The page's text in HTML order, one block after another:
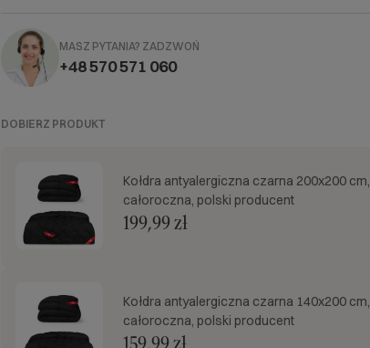
MASZ PYTANIA? ZADZWOŃ
+48 570 571 060
DOBIERZ PRODUKT
Kołdra antyalergiczna czarna 200x200 cm,
całoroczna, polski producent
199,99 zł
Kołdra antyalergiczna czarna 140x200 cm,
całoroczna, polski producent
159,99 zł